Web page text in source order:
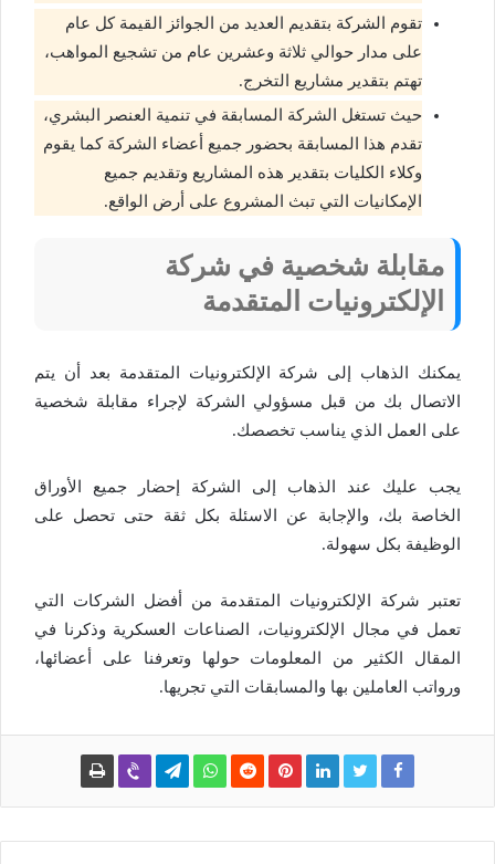
تقوم الشركة بتقديم العديد من الجوائز القيمة كل عام
على مدار حوالي ثلاثة وعشرين عام من تشجيع المواهب،
تهتم بتقدير مشاريع التخرج.
حيث تستغل الشركة المسابقة في تنمية العنصر البشري،
تقدم هذا المسابقة بحضور جميع أعضاء الشركة كما يقوم
وكلاء الكليات بتقدير هذه المشاريع وتقديم جميع
الإمكانيات التي تبث المشروع على أرض الواقع.
مقابلة شخصية في شركة
الإلكترونيات المتقدمة
يمكنك الذهاب إلى شركة الإلكترونيات المتقدمة بعد أن يتم
الاتصال بك من قبل مسؤولي الشركة لإجراء مقابلة شخصية
على العمل الذي يناسب تخصصك.
يجب عليك عند الذهاب إلى الشركة إحضار جميع الأوراق
الخاصة بك، والإجابة عن الاسئلة بكل ثقة حتى تحصل على
الوظيفة بكل سهولة.
تعتبر شركة الإلكترونيات المتقدمة من أفضل الشركات التي
تعمل في مجال الإلكترونيات، الصناعات العسكرية وذكرنا في
المقال الكثير من المعلومات حولها وتعرفنا على أعضائها،
ورواتب العاملين بها والمسابقات التي تجريها.